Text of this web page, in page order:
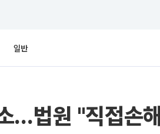
일반
…법원 "직접손